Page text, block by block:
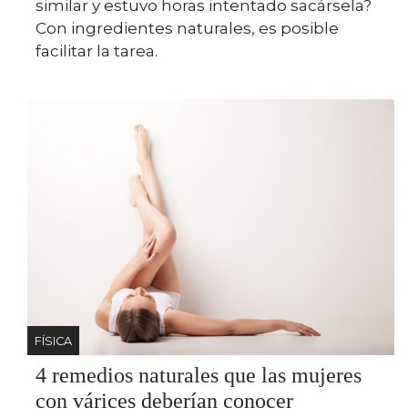
similar y estuvo horas intentado sacársela?
Con ingredientes naturales, es posible
facilitar la tarea.
FÍSICA
4 remedios naturales que las mujeres
con várices deberían conocer